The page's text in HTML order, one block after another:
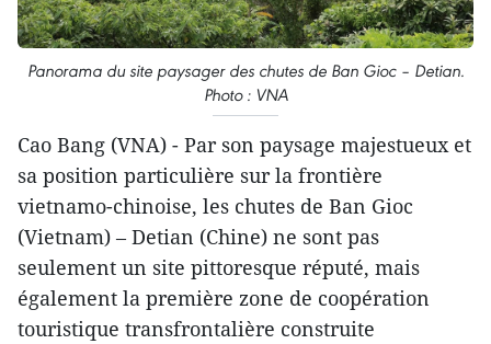
Panorama du site paysager des chutes de Ban Gioc – Detian.
Photo : VNA
Cao Bang (VNA) - Par son paysage majestueux et
sa position particulière sur la frontière
vietnamo-chinoise, les chutes de Ban Gioc
(Vietnam) – Detian (Chine) ne sont pas
seulement un site pittoresque réputé, mais
également la première zone de coopération
touristique transfrontalière construite